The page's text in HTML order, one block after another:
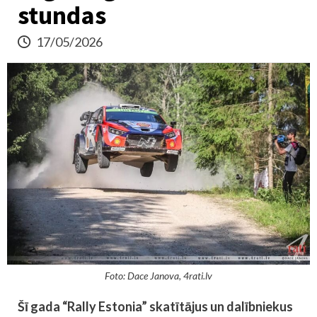
stundas
17/05/2026
Foto: Dace Janova, 4rati.lv
Šī gada “Rally Estonia” skatītājus un dalībniekus